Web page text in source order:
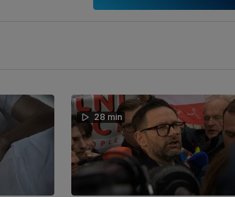
28 min